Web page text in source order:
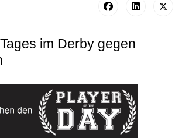
im Derby gegen